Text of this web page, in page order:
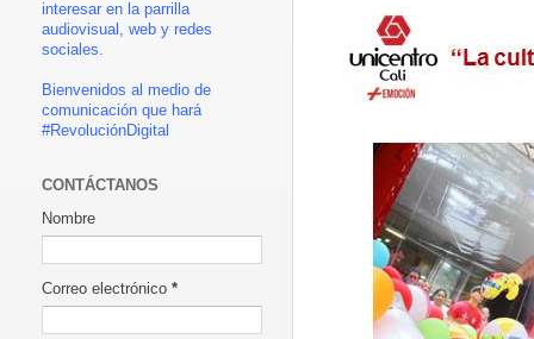
interesar en la parrilla
audiovisual, web y redes
sociales.
Bienvenidos al medio de
comunicación que hará
#RevoluciónDigital
CONTÁCTANOS
Nombre
Correo electrónico *